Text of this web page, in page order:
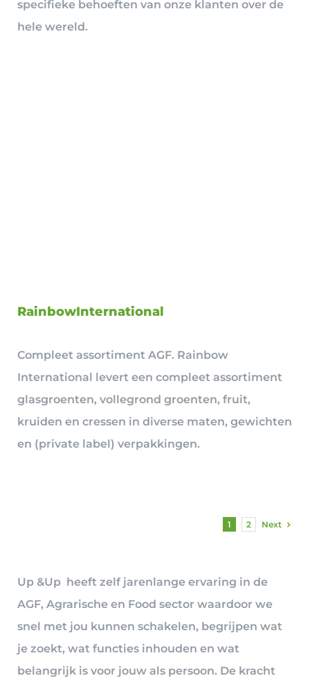
specifieke behoeften van onze klanten over de
hele wereld.
RainbowInternational
Compleet assortiment AGF. Rainbow
International levert een compleet assortiment
glasgroenten, vollegrond groenten, fruit,
kruiden en cressen in diverse maten, gewichten
en (private label) verpakkingen.
1 2 Next
Up &Up heeft zelf jarenlange ervaring in de
AGF, Agrarische en Food sector waardoor we
snel met jou kunnen schakelen, begrijpen wat
je zoekt, wat functies inhouden en wat
belangrijk is voor jouw als persoon. De kracht